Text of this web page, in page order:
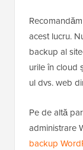
acest lucru.
backup al
urile în cloud
ul dvs. web
Pe de altă
administrare
backup